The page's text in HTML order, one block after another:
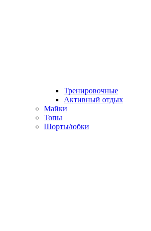
Тренировочные
Активный отдых
Майки
Топы
Шорты/юбки